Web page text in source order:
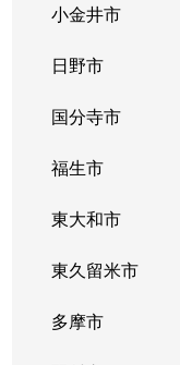
小金井市
日野市
国分寺市
福生市
東大和市
東久留米市
多摩市